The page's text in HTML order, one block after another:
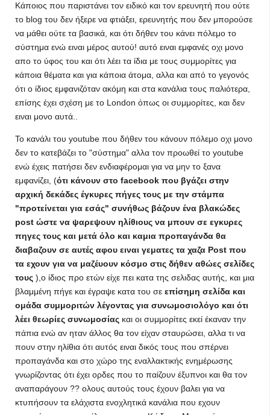
Κάποιος που παριστάνει τον ειδικό και τον ερευνητή που ούτε
το blog του δεν ήξερε να φτιάξει, ερευνητής που δεν μπορούσε
να μάθει ούτε τα βασικά, και ότι δήθεν του κάνει πόλεμο το
σύστημα ενώ ειναι μέρος αυτού! αυτό ειναι εμφανές οχι μονο
απο το ύφος του και ότι λέει τα ίδια με τους συμμορίτες για
κάποια θέματα και για κάποια άτομα, αλλα και από το γεγονός
ότι ο ίδιος εμφανιζόταν ακόμη και στα κανάλια τους παλιότερα,
επίσης έχει σχέση με το London όπως οι συμμορίτες, και δεν
ειναι μονο αυτά..
Το κανάλι του youtube που δήθεν του κάνουν πόλεμο οχι μονο
δεν το κατεβάζει το "σύστημα" αλλα τον προωθεί το youtube
ενώ έχεις πατήσει δεν ενδιαφέρομαι για να μην το ξανα
εμφανίζει, (ότι κάνουν στο facebook που βγάζει στην
αρχική δεκάδες έγκυρες πήγες τους με την στάμπα
"προτείνεται για εσάς" συνήθως βάζουν ένα βλακώδες
post ώστε να ψαρεψουν ηλίθιους να μπουν σε εγκυρες
πηγες τους και μετά όλο και καμια προπαγάνδα θα
διαβαζουν σε αυτές αφου ειναι γεματες τα χαζα Post που
τα εχουν για να μαζέυουν κόσμο στις δήθεν αθώες σελίδες
τους ),ο ίδιος προ ετών είχε πει κατα της σελιδας αυτής, και μια
βλαμμένη πήγε και έγραψε κατα του σε επίσημη σελίδα και
ομάδα συμμοριτών λέγοντας για συνωμοσιολόγο και ότι
λέει θεωρίες συνωμοσίας και οι συμμορίτες εκεί έκαναν την
πάπια ενώ αν ηταν άλλος θα τον είχαν σταυρώσει, αλλα τι να
πουν στην ηλίθια ότι αυτός ειναι δικός τους που σπέρνει
προπαγάνδα και στο χώρο της εναλλακτικής ενημέρωσης
γνωρίζοντας ότι έχει ορδες που το παίζουν έξυπνοι και θα τον
αναπαράγουν ?? ολους αυτούς τους έχουν βαλει για να
κτυπήσουν τα ελάχιστα ενοχλητικά κανάλια που εχουν